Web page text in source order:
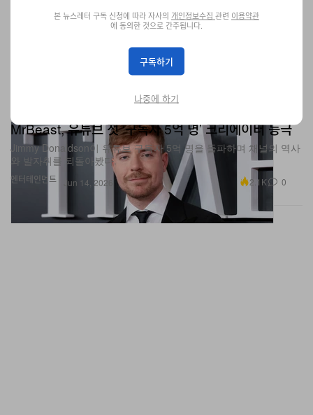
엔터테인먼트
MrBeast, 유튜브 첫 ‘구독자 5억 명’ 크리에이터 등극
Jimmy Donaldson이 유튜브 구독자 5억 명을 돌파하며 채널의 역사
와 발자취를 되돌아봤다.
Jun 14, 2026 2.1K 0
본 뉴스레터 구독 신청에 따라 자사의 개인정보수집 관련 이용약관
에 동의한 것으로 간주됩니다.
구독하기
나중에 하기